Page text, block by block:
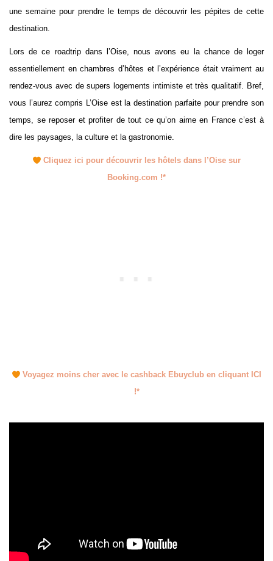
une semaine pour prendre le temps de découvrir les pépites de cette
destination.
Lors de ce roadtrip dans l’Oise, nous avons eu la chance de loger
essentiellement en chambres d’hôtes et l’expérience était vraiment au
rendez-vous avec de supers logements intimiste et très qualitatif. Bref,
vous l’aurez compris L’Oise est la destination parfaite pour prendre son
temps, se reposer et profiter de tout ce qu’on aime en France c’est à
dire les paysages, la culture et la gastronomie.
Cliquez ici pour découvrir les hôtels dans l’Oise sur
Booking.com !*
Voyagez moins cher avec le cashback Ebuyclub en cliquant ICI
!*